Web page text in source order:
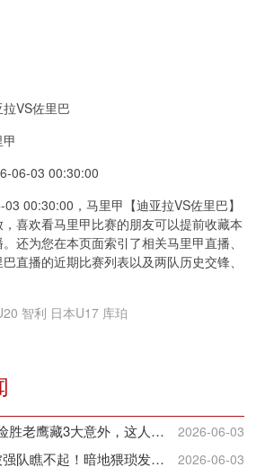
VS佐里巴
06-03 00:30:00
00:30:00，马里甲【迪亚拉VS佐里巴】
喜欢看马里甲比赛的朋友可以提前收藏本
还为您在本页面索引了相关马里甲直播、
直播的近期比赛列表以及两队历史交锋、
智利 日本U17 库珀
爆冷逆转！骑士险胜老鹰藏3大意外，这人彻底沦为季后赛鸡肋 2026-06-03
豪取7连胜，却被强队瞧不起！暗地猥琐发育，雷霆卫冕的劲敌来了 2026-06-03